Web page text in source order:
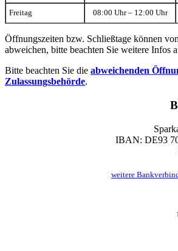
Freitag 08:00 Uhr – 12:00 Uhr
Öffnungszeiten bzw. Schließtage können
abweichen, bitte beachten Sie weitere Infos
Bitte beachten Sie die abweichenden
Zulassungsbehörde.
IBAN: DE93
weitere